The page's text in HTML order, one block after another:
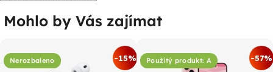
Mohlo by Vás zajímat
Nerozbaleno -15% Použitý produkt: A -57%